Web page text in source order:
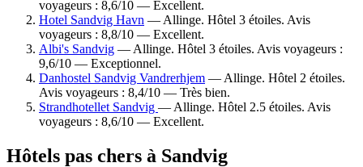
voyageurs : 8,6/10 — Excellent.
Hotel Sandvig Havn — Allinge. Hôtel 3 étoiles. Avis
voyageurs : 8,8/10 — Excellent.
Albi's Sandvig — Allinge. Hôtel 3 étoiles. Avis voyageurs :
9,6/10 — Exceptionnel.
Danhostel Sandvig Vandrerhjem — Allinge. Hôtel 2 étoiles.
Avis voyageurs : 8,4/10 — Très bien.
Strandhotellet Sandvig — Allinge. Hôtel 2.5 étoiles. Avis
voyageurs : 8,6/10 — Excellent.
Hôtels pas chers à Sandvig